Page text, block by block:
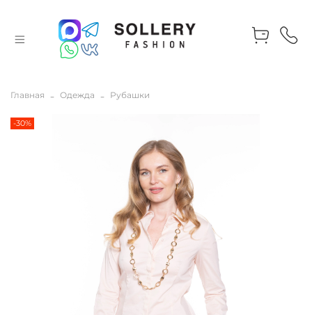
Главная Одежда Рубашки
-30%